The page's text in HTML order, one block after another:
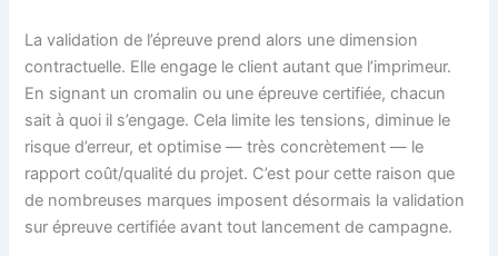
La validation de l’épreuve prend alors une dimension
contractuelle. Elle engage le client autant que l’imprimeur.
En signant un cromalin ou une épreuve certifiée, chacun
sait à quoi il s’engage. Cela limite les tensions, diminue le
risque d’erreur, et optimise — très concrètement — le
rapport coût/qualité du projet. C’est pour cette raison que
de nombreuses marques imposent désormais la validation
sur épreuve certifiée avant tout lancement de campagne.